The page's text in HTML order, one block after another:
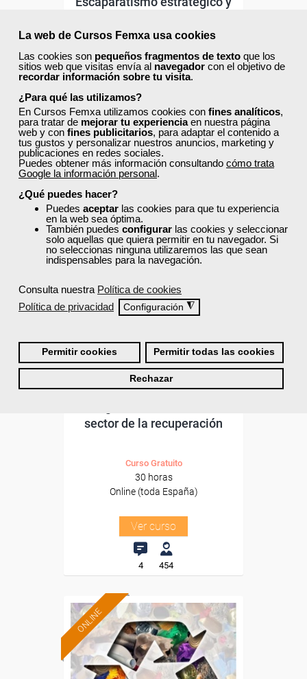
La web de Cursos Femxa usa cookies
Las cookies son pequeños fragmentos de texto que los
sitios web que visitas envía al navegador con el objetivo de
recordar información sobre tu visita.
¿Para qué las utilizamos?
En Cursos Femxa utilizamos cookies con fines analíticos,
para tratar de mejorar tu experienciaen nuestra página
web y con fines publicitarios, para adaptar el contenido a
tus gustos y personalizar nuestros anuncios, marketing y
publicaciones en redes sociales.
Puedes obtener más información consultando cómo trata
Google la información personal.
¿Qué puedes hacer?
Puedes aceptar las cookies para que tu experiencia
en la web sea óptima.
También puedes configurar las cookies y seleccionar
solo aquellas que quiera permitir en tu navegador. Si
no seleccionas ninguna utilizaremos las que sean
indispensables para la navegación.
Consulta nuestra Política de cookies
Política de privacidad
Configuración ◮
Permitir cookies Permitir todas las cookies
Rechazar
Curso Gratuito
35 horas
Ver curso
0 21
ONLINE
Formación 100%
subvencionada.
trabajadores y autónomos.
Sector
Grupo Femxa
sector de la recuperación
Curso Gratuito
30 horas
Online (toda España)
Ver curso
4 454
ONLINE
Formación 100%
subvencionada.